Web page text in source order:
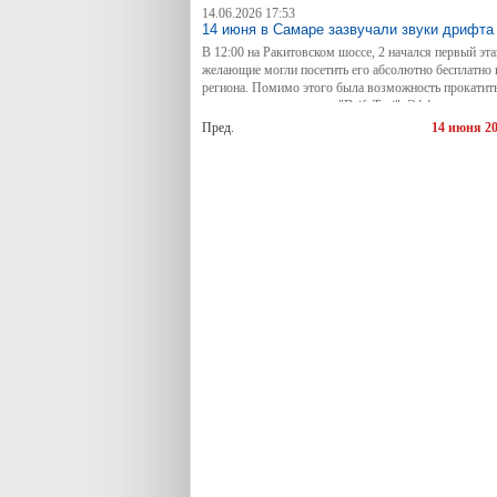
14.06.2026 17:53
14 июня в Самаре зазвучали звуки дрифта
В 12:00 на Ракитовском шоссе, 2 начался первый
желающие могли посетить его абсолютно
региона. Помимо этого была возможность
как назвали это авторы, "Drift Taxi". Эффектное
художника Василия Ярославского, выставка
Пред. 14 июня